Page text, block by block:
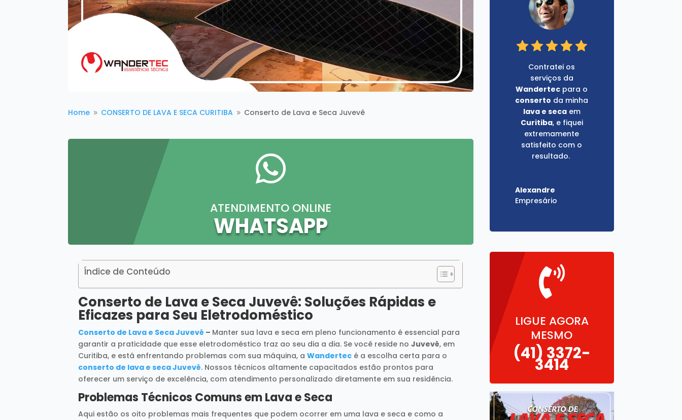
Home 9 CONSERTO DE LAVA E SECA CURITIBA 9 Conserto de Lava e Seca Juvevê

ATENDIMENTO ONLINE
WHATSAPP
Índice de Conteúdo
Conserto de Lava e Seca Juvevê: Soluções Rápidas e
Eficazes para Seu Eletrodoméstico
Conserto de Lava e Seca Juvevê – Manter sua lava e seca em pleno funcionamento é essencial para
garantir a praticidade que esse eletrodoméstico traz ao seu dia a dia. Se você reside noJuvevê, em
Curitiba, e está enfrentando problemas com sua máquina, aWandertec é a escolha certa para o
conserto de lava e seca Juvevê. Nossos técnicos altamente capacitados estão prontos para
oferecer um serviço de excelência, com atendimento personalizado diretamente em sua residência.
Problemas Técnicos Comuns em Lava e Seca
Aqui estão os oito problemas mais frequentes que podem ocorrer em uma lava e seca e como a
Contratei os
serviços da
Wandertec para o
conserto da minha
lava e secaem
Curitiba, e fiquei
extremamente
satisfeito com o
resultado.
Alexandre
Empresário

LIGUE AGORA
MESMO
(41) 3372-
3414